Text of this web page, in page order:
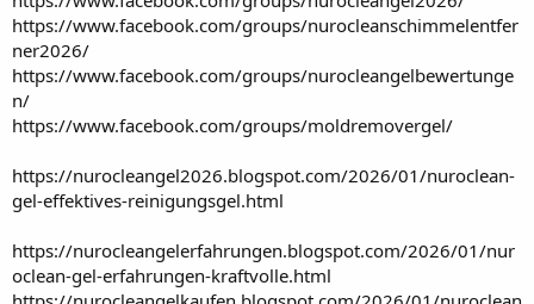
https://www.facebook.com/groups/nurocleanschimmelentfer
ner2026/
https://www.facebook.com/groups/nurocleangelbewertunge
n/
https://www.facebook.com/groups/moldremovergel/
https://nurocleangel2026.blogspot.com/2026/01/nuroclean-
gel-effektives-reinigungsgel.html
https://nurocleangelerfahrungen.blogspot.com/2026/01/nur
oclean-gel-erfahrungen-kraftvolle.html